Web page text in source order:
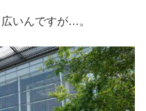
いんですが…。